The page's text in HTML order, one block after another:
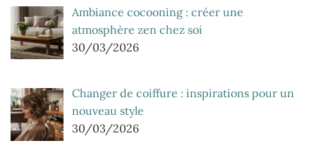
Ambiance cocooning : créer une
atmosphère zen chez soi
30/03/2026
Changer de coiffure : inspirations pour un
nouveau style
30/03/2026